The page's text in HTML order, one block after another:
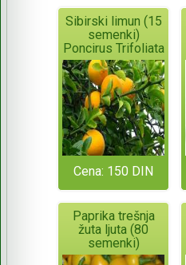
Sibirski limun (15
semenki)
Poncirus Trifoliata
Cena: 150 DIN
Paprika trešnja
žuta ljuta (80
semenki)